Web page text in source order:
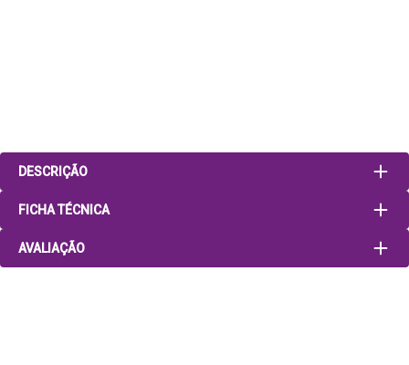
DESCRIÇÃO
FICHA TÉCNICA
AVALIAÇÃO